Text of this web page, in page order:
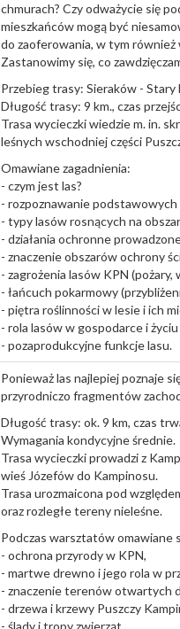
chmurach? Czy odważycie się
mieszkańców mogą być
do zaoferowania, w tym również
Zastanowimy się, co
Przebieg trasy: Sieraków - Stary
Długość trasy: 9 km., czas
Trasa wycieczki wiedzie m. in.
leśnych wschodniej części
Omawiane zagadnienia:
- czym jest las?
- rozpoznawanie
- typy lasów rosnących na
- działania ochronne
- znaczenie obszarów ochrony
- zagrożenia lasów KPN
- łańcuch pokarmowy
- piętra roślinności w lesie i ich
- rola lasów w gospodarce i życiu
- pozaprodukcyjne funkcje lasu.
Ponieważ las najlepiej poznaje
przyrodniczo fragmentów
Długość trasy: ok. 9 km, czas
Wymagania kondycyjne średnie.
Trasa wycieczki prowadzi z
wieś Józefów do Kampinosu.
Trasa urozmaicona pod
oraz rozległe tereny nieleśne.
Podczas warsztatów omawiane
- ochrona przyrody w KPN,
- martwe drewno i jego rola w
- znaczenie terenów otwartych
- drzewa i krzewy Puszczy
- ślady i tropy zwierząt,